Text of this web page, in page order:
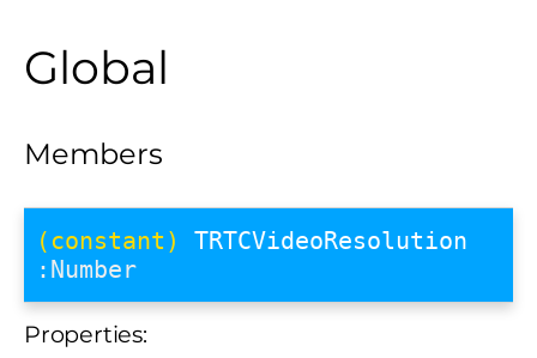
Global
Members
(constant) TRTCVideoResolution
:Number
Properties: